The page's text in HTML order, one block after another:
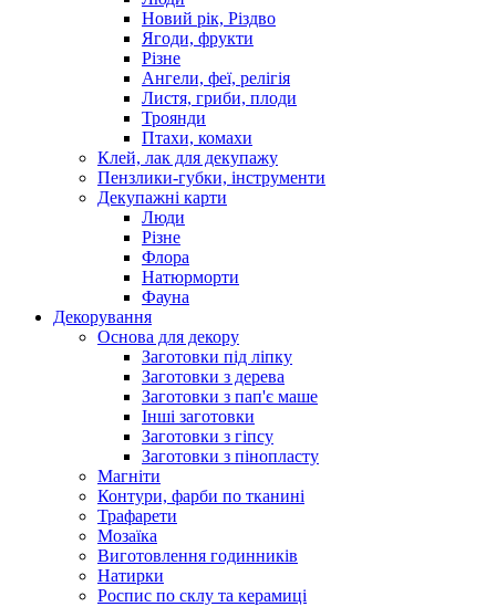
Новий рік, Різдво
Ягоди, фрукти
Різне
Ангели, феї, релігія
Листя, гриби, плоди
Троянди
Птахи, комахи
Клей, лак для декупажу
Пензлики-губки, інструменти
Декупажні карти
Люди
Різне
Флора
Натюрморти
Фауна
Декорування
Основа для декору
Заготовки під ліпку
Заготовки з дерева
Заготовки з пап'є маше
Інші заготовки
Заготовки з гіпсу
Заготовки з пінопласту
Магніти
Контури, фарби по тканині
Трафарети
Мозаїка
Виготовлення годинників
Натирки
Роспис по склу та керамиці